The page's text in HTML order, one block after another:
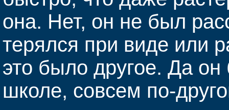
она. Нет, он не был
терялся при виде или
это было другое. Да
школе, совсем по-